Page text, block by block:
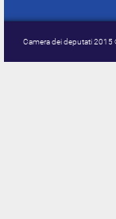
Camera dei deputati 2015